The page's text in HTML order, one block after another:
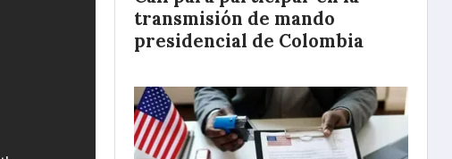
transmisión de mando
presidencial de Colombia